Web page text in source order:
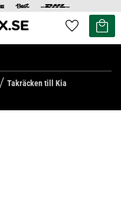
Favoriter
Kundvagn
Takräcken till Kia